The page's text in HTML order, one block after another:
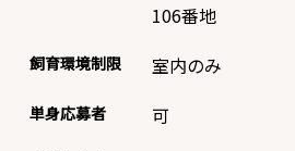
106番地
飼育環境制限 室内のみ
単身応募者 可